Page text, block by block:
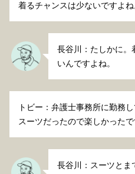
着るチャンスは少ないですよね
長谷川：たしかに。
いんですよね。
トビー：弁護士事務所に勤務
スーツだったので楽しかったで
長谷川：スーツとま